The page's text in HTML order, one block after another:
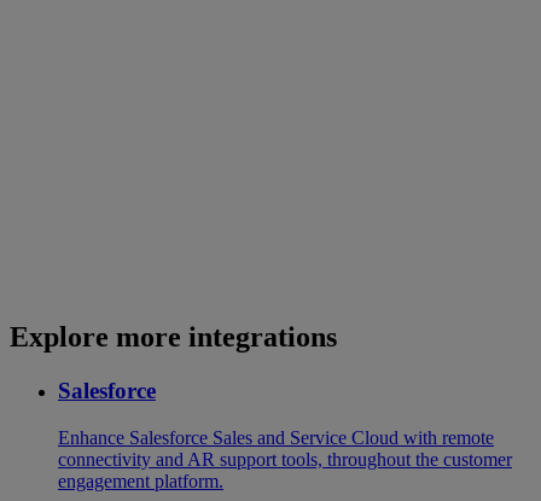
Explore more integrations
Salesforce
Enhance Salesforce Sales and Service Cloud with remote
connectivity and AR support tools, throughout the customer
engagement platform.